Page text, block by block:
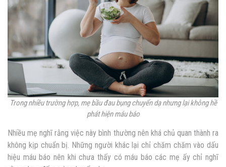
Trong nhiều trường hợp, mẹ bầu đau bụng chuyển dạ nhưng lại không hề
phát hiện máu báo
Nhiều mẹ nghĩ rằng việc này bình thường nên khá chủ quan thành ra
không kịp chuẩn bị. Những người khác lại chỉ chăm chăm vào dấu
hiệu máu báo nên khi chưa thấy có máu báo các mẹ ấy chỉ nghĩ